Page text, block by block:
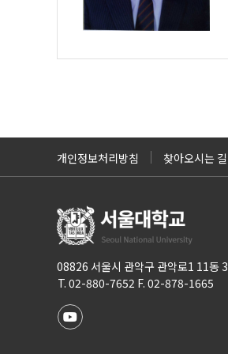
개인정보처리방침 찾아오시는 길
08826 서울시 관악구 관악로1 11동
T. 02-880-7652 F. 02-878-1665